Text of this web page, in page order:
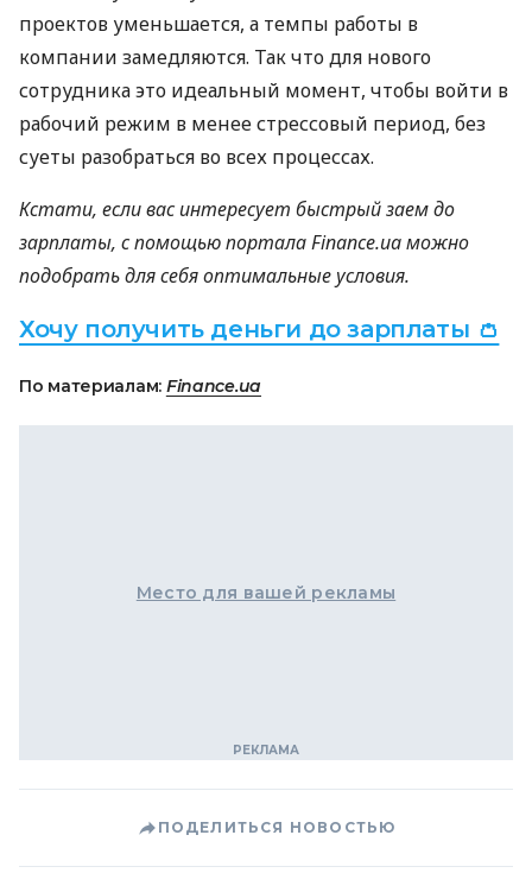
проектов уменьшается, а темпы работы в
компании замедляются. Так что для нового
сотрудника это идеальный момент, чтобы войти в
рабочий режим в менее стрессовый период, без
суеты разобраться во всех процессах.
Кстати, если вас интересует быстрый заем до
зарплаты, с помощью портала Finance.ua можно
подобрать для себя оптимальные условия.
Хочу получить деньги до зарплаты 👛
По материалам: Finance.ua
Место для вашей рекламы
ПОДЕЛИТЬСЯ НОВОСТЬЮ